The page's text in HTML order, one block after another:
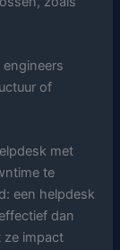
of
met
te
een helpdesk
dan
ze impact